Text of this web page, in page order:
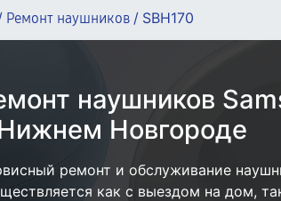
Ремонт наушников / SBH170
наушников
Новгороде
ремонт и обслуживание
как с выездом на дом,